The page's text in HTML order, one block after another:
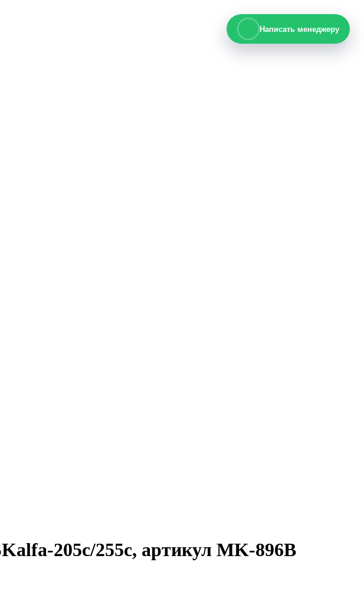
205c/255c, артикул MK-896B
Написать менеджеру